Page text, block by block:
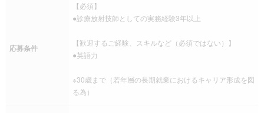
応募条件
【必須】
●診療放射技師としての実務経験3年以上
【歓迎するご経験、スキルなど（必須ではない）】
●英語力
※30歳まで（若年層の長期就業におけるキャリア形成を図
る為）